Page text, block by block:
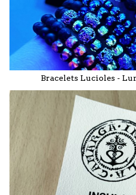
Bracelets Lucioles -